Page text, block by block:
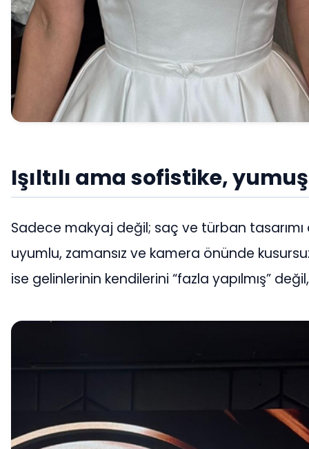
Işıltılı ama sofistike,
Sadece makyaj değil; saç ve türban
uyumlu, zamansız ve kamera önünde
ise gelinlerinin kendilerini “fazla yapılmış”